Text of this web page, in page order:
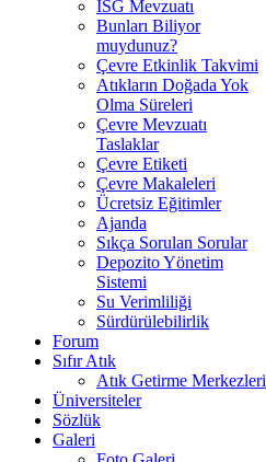
İSG Mevzuatı
Bunları Biliyor
muydunuz?
Çevre Etkinlik Takvimi
Atıkların Doğada Yok
Olma Süreleri
Çevre Mevzuatı
Taslaklar
Çevre Etiketi
Çevre Makaleleri
Ücretsiz Eğitimler
Ajanda
Sıkça Sorulan Sorular
Depozito Yönetim
Sistemi
Su Verimliliği
Sürdürülebilirlik
Forum
Sıfır Atık
Atık Getirme Merkezleri
Üniversiteler
Sözlük
Galeri